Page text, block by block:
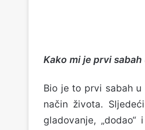
Kako mi je prvi
Bio je to prvi sabah
način života.
gladovanje,